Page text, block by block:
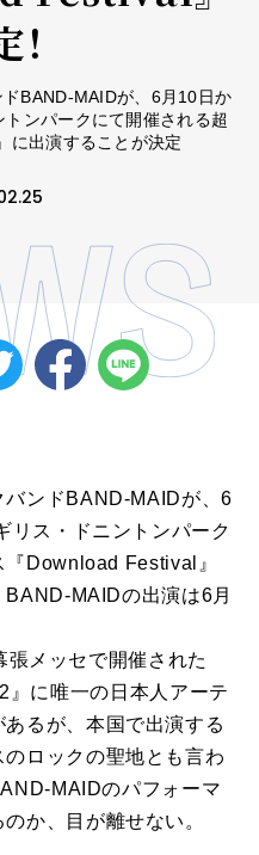
BAND-MAIDが、6月10日か
ンパークにて開催される超
に出演することが決定
ンドBAND-MAIDが、6
リス・ドニントンパーク
Download Festival』
MAIDの出演は6月
メッセで開催された
』に唯一の日本人アーテ
るが、本国で出演する
ロックの聖地とも言わ
MAIDのパフォーマ
か、目が離せない。